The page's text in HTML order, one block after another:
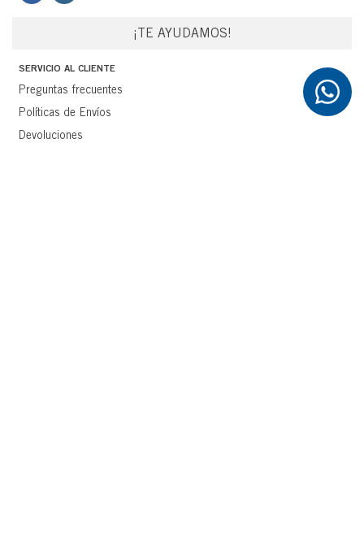
¡TE AYUDAMOS!
SERVICIO AL CLIENTE
Preguntas frecuentes
Políticas de Envíos
Devoluciones